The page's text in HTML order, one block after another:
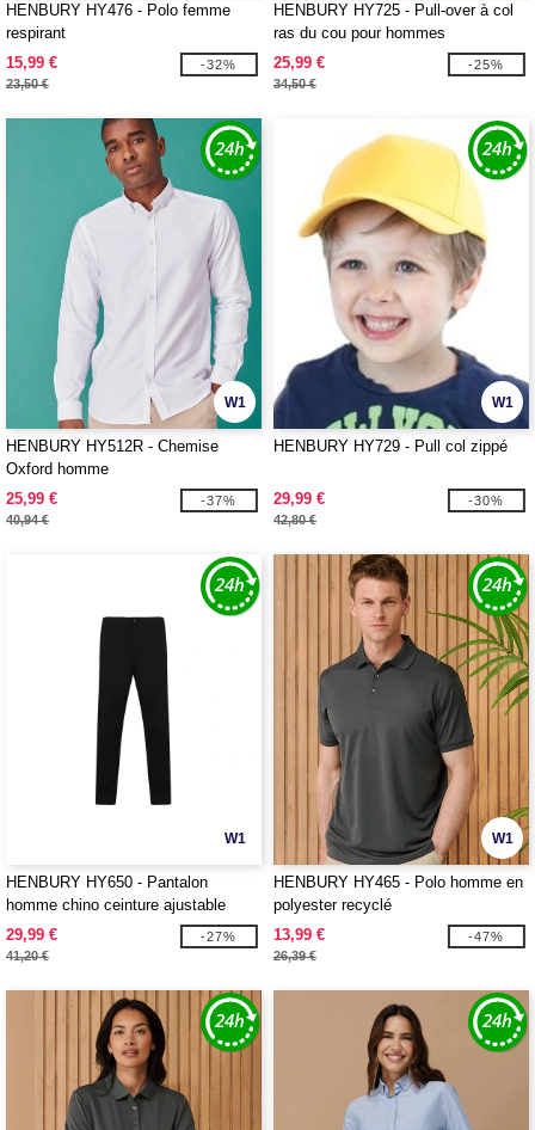
HENBURY HY476 - Polo femme
respirant
15,99 €
23,50 €
-32%
HENBURY HY725 - Pull-over à col
ras du cou pour hommes
25,99 €
34,50 €
-25%
W1
HENBURY HY512R - Chemise
Oxford homme
25,99 €
40,94 €
-37%
W1
HENBURY HY729 - Pull col zippé
29,99 €
42,80 €
-30%
W1
HENBURY HY650 - Pantalon
homme chino ceinture ajustable
29,99 €
41,20 €
-27%
W1
HENBURY HY465 - Polo homme en
polyester recyclé
13,99 €
26,39 €
-47%